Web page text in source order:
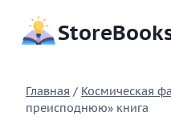
содержимому
Главная / Космическая
преисподнюю» книга